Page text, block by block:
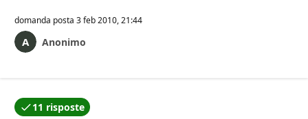
domanda posta 3 feb 2010, 21:44
Anonimo
11 risposte
Una delle risposte è stata accettata dall'autore della